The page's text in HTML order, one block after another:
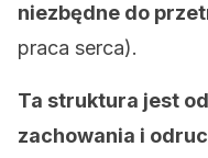
niezbędne do
praca serca).
Ta struktura jest
zachowania i